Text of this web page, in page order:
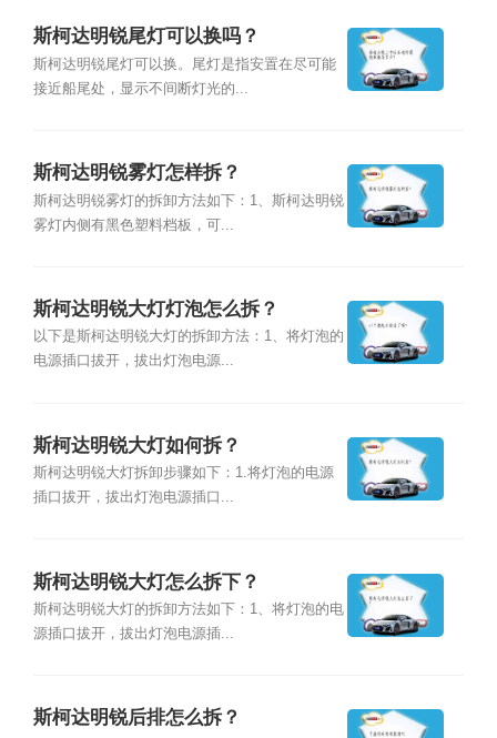
斯柯达明锐尾灯可以换吗？
斯柯达明锐尾灯可以换。尾灯是指安置在尽可能
接近船尾处，显示不间断灯光的...
斯柯达明锐雾灯怎样拆？
斯柯达明锐雾灯的拆卸方法如下：1、斯柯达明锐
雾灯内侧有黑色塑料档板，可...
斯柯达明锐大灯灯泡怎么拆？
以下是斯柯达明锐大灯的拆卸方法：1、将灯泡的
电源插口拔开，拔出灯泡电源...
斯柯达明锐大灯如何拆？
斯柯达明锐大灯拆卸步骤如下：1.将灯泡的电源
插口拔开，拔出灯泡电源插口...
斯柯达明锐大灯怎么拆下？
斯柯达明锐大灯的拆卸方法如下：1、将灯泡的电
源插口拔开，拔出灯泡电源插...
斯柯达明锐后排怎么拆？